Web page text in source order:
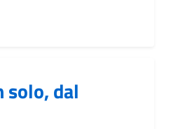
solo, dal